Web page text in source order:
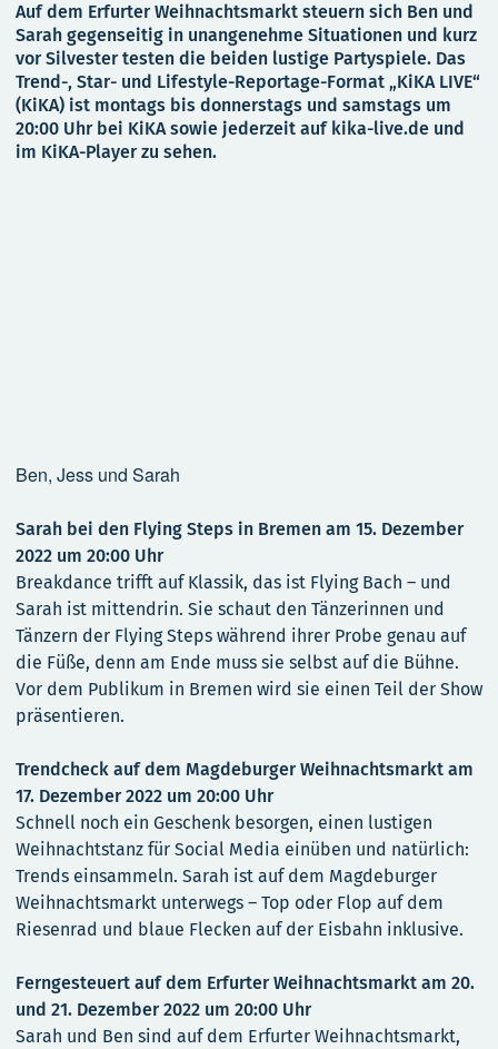
Auf dem Erfurter Weihnachtsmarkt steuern sich Ben und
Sarah gegenseitig in unangenehme Situationen und kurz
vor Silvester testen die beiden lustige Partyspiele. Das
Trend-, Star- und Lifestyle-Reportage-Format „KiKA LIVE“
(KiKA) ist montags bis donnerstags und samstags um
20:00 Uhr bei KiKA sowie jederzeit auf kika-live.de und
im KiKA-Player zu sehen.
Ben, Jess und Sarah
Sarah bei den Flying Steps in Bremen am 15. Dezember
2022 um 20:00 Uhr
Breakdance trifft auf Klassik, das ist Flying Bach – und
Sarah ist mittendrin. Sie schaut den Tänzerinnen und
Tänzern der Flying Steps während ihrer Probe genau auf
die Füße, denn am Ende muss sie selbst auf die Bühne.
Vor dem Publikum in Bremen wird sie einen Teil der Show
präsentieren.
Trendcheck auf dem Magdeburger Weihnachtsmarkt am
17. Dezember 2022 um 20:00 Uhr
Schnell noch ein Geschenk besorgen, einen lustigen
Weihnachtstanz für Social Media einüben und natürlich:
Trends einsammeln. Sarah ist auf dem Magdeburger
Weihnachtsmarkt unterwegs – Top oder Flop auf dem
Riesenrad und blaue Flecken auf der Eisbahn inklusive.
Ferngesteuert auf dem Erfurter Weihnachtsmarkt am 20.
und 21. Dezember 2022 um 20:00 Uhr
Sarah und Ben sind auf dem Erfurter Weihnachtsmarkt,